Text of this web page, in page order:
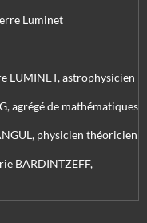
Luminet
LUMINET, astrophysicien
agrégé de mathématiques
physicien théoricien
BARDINTZEFF,